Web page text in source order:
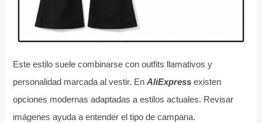
Este estilo suele combinarse con outfits llamativos y
personalidad marcada al vestir. En AliExpressexisten
opciones modernas adaptadas a estilos actuales. Revisar
imágenes ayuda a entender el tipo de campana.